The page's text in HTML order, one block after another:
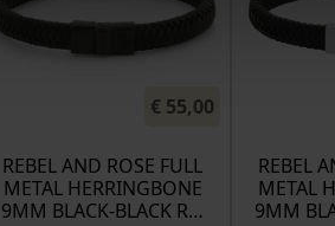
€55,00
REBEL AND ROSE FULL
METAL HERRINGBONE
9MM BLACK-BLACK R…
REBEL
METAL
9MM